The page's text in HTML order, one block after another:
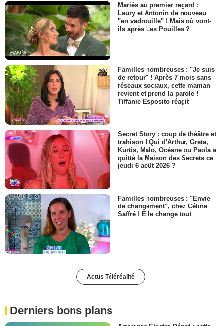
Mariés au premier regard :
Laury et Antonin de nouveau
"en vadrouille" ! Mais où vont-
ils après Les Pouilles ?
Familles nombreuses : "Je suis
de retour" ! Après 7 mois sans
réseaux sociaux, cette maman
revient et prend la parole !
Tiffanie Esposito réagit
Secret Story : coup de théâtre et
trahison ! Qui d'Arthur, Greta,
Kurtis, Malo, Océane ou Paola a
quitté la Maison des Secrets ce
jeudi 6 août 2026 ?
Familles nombreuses : "Envie
de changement", chez Céline
Saffré ! Elle change tout
Actus Téléréalité
Derniers bons plans